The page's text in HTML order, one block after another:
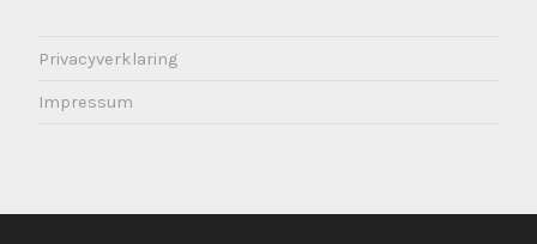
Privacyverklaring
Impressum